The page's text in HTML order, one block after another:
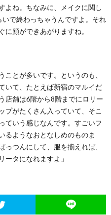
よね。ちなみに、メイクに関し
で終わっちゃうんですよ。それ
に顔ができあがりますね。
とが多いです。というのも、
いて、たとえば新宿のマルイだ
店舗は6階から8階までにロリー
プがたくさん入っていて、そこ
ていう感じなんです。すごいフ
るようなおとなしめのものま
つんにして、服を揃えれば、
ータになれますよ」